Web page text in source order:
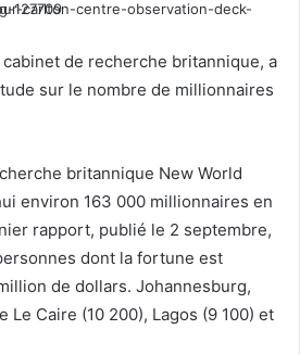
l
w
o
d
n
e
i
l
cabinet de recherche britannique, a
sur le nombre de millionnaires
britannique New World
environ 163 000 millionnaires en
rapport, publié le 2 septembre,
dont la fortune est
de dollars. Johannesburg,
Le Caire (10 200), Lagos (9 100) et